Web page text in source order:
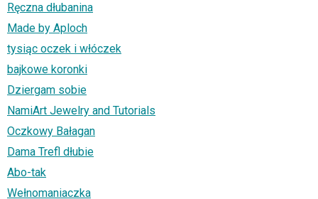
Ręczna dłubanina
Made by Aploch
tysiąc oczek i włóczek
bajkowe koronki
Dziergam sobie
NamiArt Jewelry and Tutorials
Oczkowy Bałagan
Dama Trefl dłubie
Abo-tak
Wełnomaniaczka